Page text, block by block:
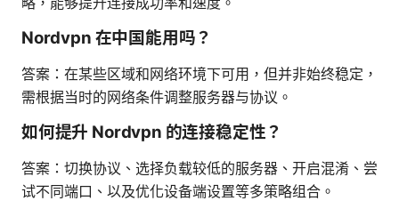
Nordvpn 在中国能用吗？
答案：在某些区域和网络环境下可用，但并非始终稳定，
需根据当时的网络条件调整服务器与协议。
如何提升 Nordvpn 的连接稳定性？
答案：切换协议、选择负载较低的服务器、开启混淆、尝
试不同端口、以及优化设备端设置等多策略组合。